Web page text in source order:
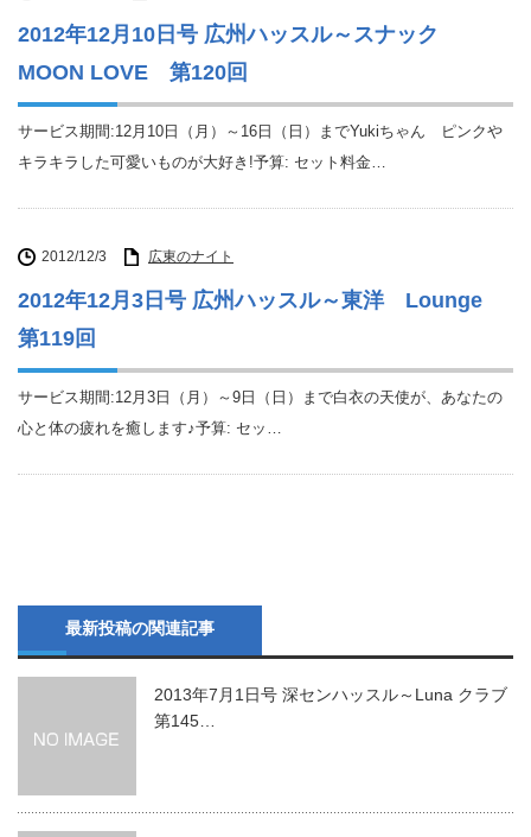
2012年12月10日号 広州ハッスル～スナック
MOON LOVE 第120回
サービス期間:12月10日（月）～16日（日）までYukiちゃん ピンクや
キラキラした可愛いものが大好き!予算: セット料金…
2012/12/3 広東のナイト
2012年12月3日号 広州ハッスル～東洋 Lounge
第119回
サービス期間:12月3日（月）～9日（日）まで白衣の天使が、あなたの
心と体の疲れを癒します♪予算: セッ…
最新投稿の関連記事
2013年7月1日号 深センハッスル～Luna クラブ
第145…